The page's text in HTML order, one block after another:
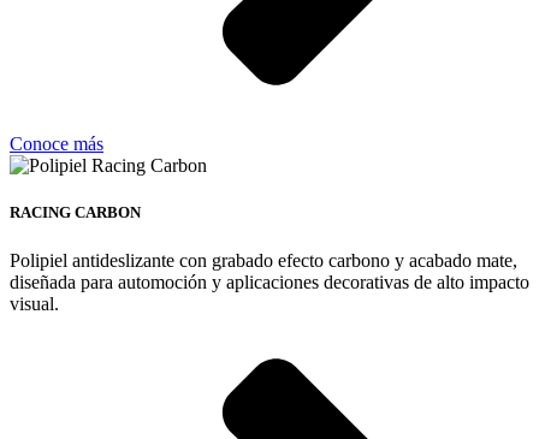
Conoce más
RACING CARBON
Polipiel antideslizante con grabado efecto carbono y acabado mate,
diseñada para automoción y aplicaciones decorativas de alto impacto
visual.